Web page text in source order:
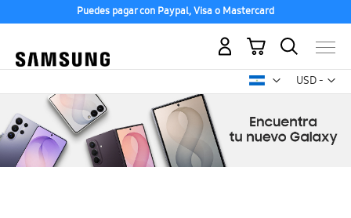
Puedes pagar con Paypal, Visa o Mastercard
USD -
dólar
Mi carrito